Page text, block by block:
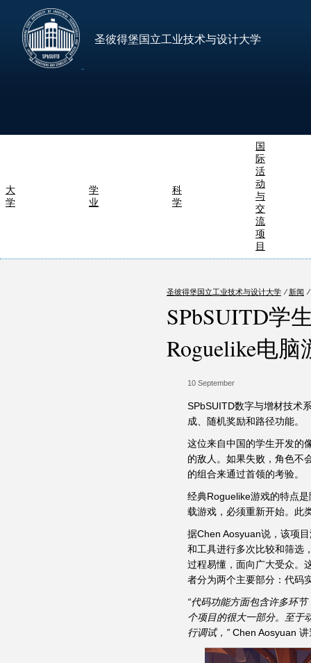
圣彼得堡国立工业技术与设计大学
大
学
学
业
科
学
国
际
活
动
与
交
流
项
目
圣彼得堡国立工业技术与设计大学 ⁄ 新闻 ⁄
SPbSUITD学
Roguelike电脑
10 September
SPbSUITD数字与增材技术
成、随机奖励和路径功能。
这位来自中国的学生开发的
的敌人。如果失败，角色不
的组合来通过首领的考验。
经典Roguelike游戏的特点
载游戏，必须重新开始。此
据Chen Aosyuan说，该项
和工具进行多次比较和筛选
过程易懂，面向广大受众。
者分为两个主要部分：代码
“代码功能方面包含许多环
个项目的很大一部分。至于
行调试，” Chen Aosyuan